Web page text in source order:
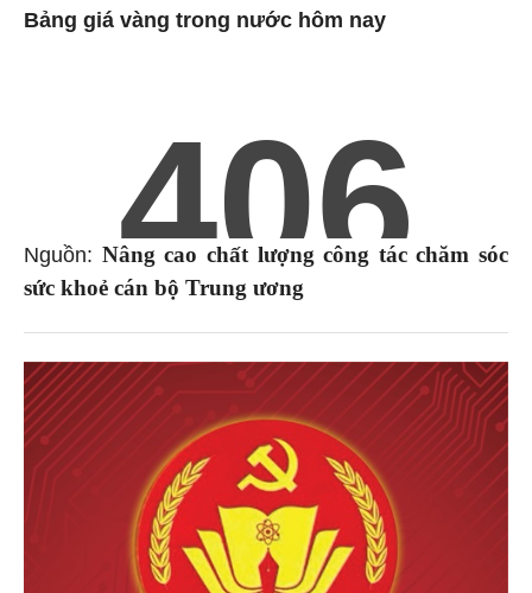
Bảng giá vàng trong nước hôm nay
Nguồn: Nâng cao chất lượng công tác chăm sóc
sức khoẻ cán bộ Trung ương